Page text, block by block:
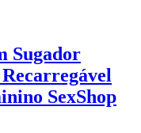
Sugador
SexShop